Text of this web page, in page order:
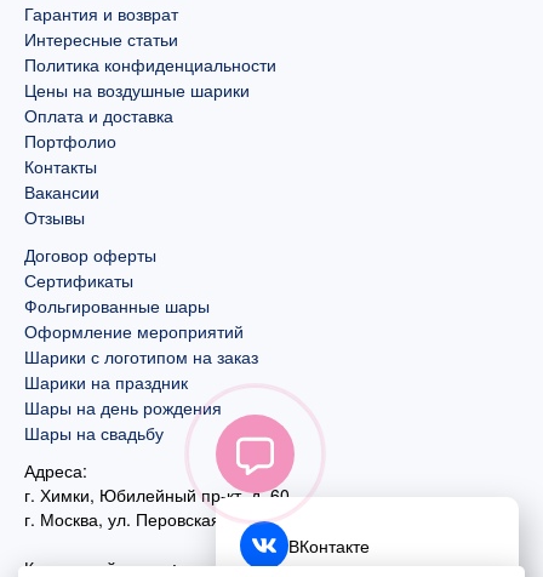
Гарантия и возврат
Интересные статьи
Политика конфиденциальности
Цены на воздушные шарики
Оплата и доставка
Портфолио
Контакты
Вакансии
Отзывы
Договор оферты
Сертификаты
Фольгированные шары
Оформление мероприятий
Шарики с логотипом на заказ
Шарики на праздник
Шары на день рождения
Шары на свадьбу
Адреса:
г. Химки, Юбилейный пр-кт, д. 60
г. Москва, ул. Перовская, д. 59
Контактный номер:
ВКонтакте